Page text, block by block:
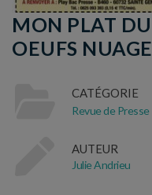
MON PLAT
OEUFS
CATÉGORIE
Revue de Presse
AUTEUR
Julie Andrieu